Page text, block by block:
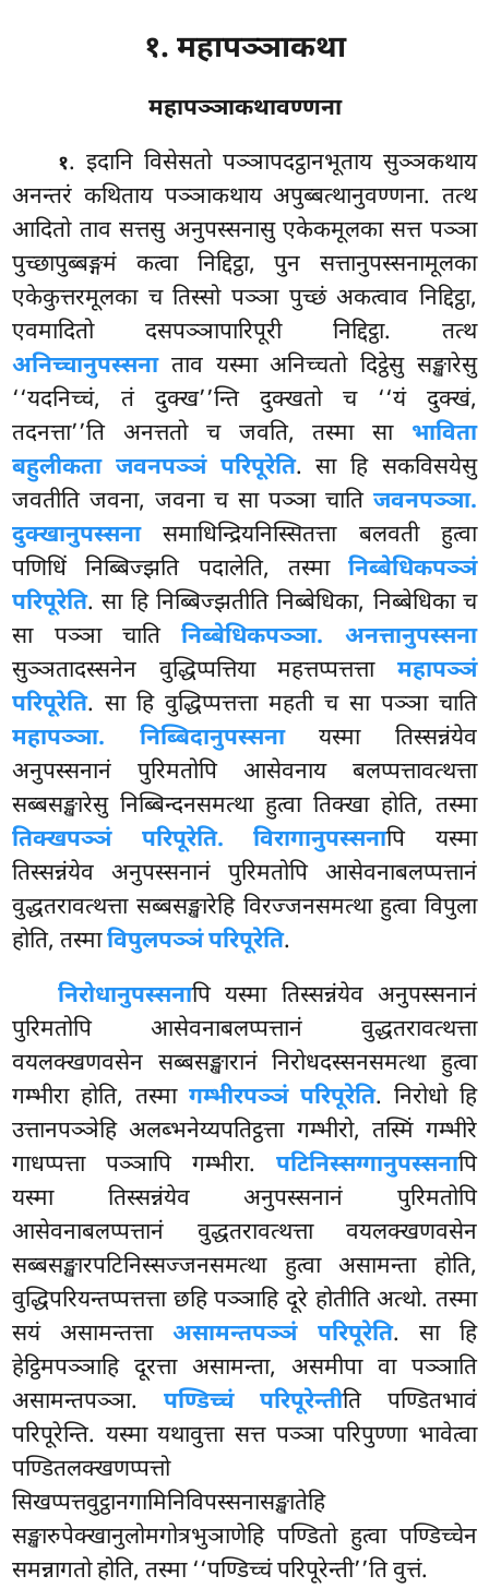
१. महापञ्ञाकथा
महापञ्ञाकथावण्णना
१. इदानि विसेसतो पञ्ञापदट्ठानभूताय सुञ्ञकथाय
अनन्तरं कथिताय पञ्ञाकथाय अपुब्बत्थानुवण्णना. तत्थ
आदितो ताव सत्तसु अनुपस्सनासु एकेकमूलका सत्त पञ्ञा
पुच्छापुब्बङ्गमं कत्वा निद्दिट्ठा, पुन सत्तानुपस्सनामूलका
एकेकुत्तरमूलका च तिस्सो पञ्ञा पुच्छं अकत्वाव निद्दिट्ठा,
एवमादितो दसपञ्ञापारिपूरी निद्दिट्ठा. तत्थ
अनिच्चानुपस्सनाताव यस्मा अनिच्चतो दिट्ठेसु सङ्खारेसु
‘‘यदनिच्चं, तं दुक्ख’’न्ति दुक्खतो च ‘‘यं दुक्खं,
तदनत्ता’’ति अनत्ततो च जवति, तस्मा सा भाविता
बहुलीकता जवनपञ्ञं परिपूरेति. सा हि सकविसयेसु
जवतीति जवना, जवना च सा पञ्ञा चाति जवनपञ्ञा.
दुक्खानुपस्सनासमाधिन्द्रियनिस्सितत्ता बलवती हुत्वा
पणिधिं निब्बिज्झति पदालेति, तस्मा निब्बेधिकपञ्ञं
परिपूरेति. सा हि निब्बिज्झतीति निब्बेधिका, निब्बेधिका च
सा पञ्ञा चातिनिब्बेधिकपञ्ञा. अनत्तानुपस्सना
सुञ्ञतादस्सनेन वुद्धिप्पत्तिया महत्तप्पत्तत्ता महापञ्ञं
परिपूरेति. सा हि वुद्धिप्पत्तत्ता महती च सा पञ्ञा चाति
महापञ्ञा. निब्बिदानुपस्सनायस्मा तिस्सन्नंयेव
अनुपस्सनानं पुरिमतोपि आसेवनाय बलप्पत्तावत्थत्ता
सब्बसङ्खारेसु निब्बिन्दनसमत्था हुत्वा तिक्खा होति, तस्मा
तिक्खपञ्ञं परिपूरेति. विरागानुपस्सनापि यस्मा
तिस्सन्नंयेव अनुपस्सनानं पुरिमतोपि आसेवनाबलप्पत्तानं
वुद्धतरावत्थत्ता सब्बसङ्खारेहि विरज्जनसमत्था हुत्वा विपुला
होति, तस्माविपुलपञ्ञं परिपूरेति.
निरोधानुपस्सनापि यस्मा तिस्सन्नंयेव अनुपस्सनानं
पुरिमतोपि आसेवनाबलप्पत्तानं वुद्धतरावत्थत्ता
वयलक्खणवसेन सब्बसङ्खारानं निरोधदस्सनसमत्था हुत्वा
गम्भीरा होति, तस्मा गम्भीरपञ्ञं परिपूरेति. निरोधो हि
उत्तानपञ्ञेहि अलब्भनेय्यपतिट्ठत्ता गम्भीरो, तस्मिं गम्भीरे
गाधप्पत्ता पञ्ञापि गम्भीरा. पटिनिस्सग्गानुपस्सनापि
यस्मा तिस्सन्नंयेव अनुपस्सनानं पुरिमतोपि
आसेवनाबलप्पत्तानं वुद्धतरावत्थत्ता वयलक्खणवसेन
सब्बसङ्खारपटिनिस्सज्जनसमत्था हुत्वा असामन्ता होति,
वुद्धिपरियन्तप्पत्तत्ता छहि पञ्ञाहि दूरे होतीति अत्थो. तस्मा
सयं असामन्तत्ताअसामन्तपञ्ञं परिपूरेति. सा हि
हेट्ठिमपञ्ञाहि दूरत्ता असामन्ता, असमीपा वा पञ्ञाति
असामन्तपञ्ञा.पण्डिच्चं परिपूरेन्तीति पण्डितभावं
परिपूरेन्ति. यस्मा यथावुत्ता सत्त पञ्ञा परिपुण्णा भावेत्वा
पण्डितलक्खणप्पत्तो
सिखप्पत्तवुट्ठानगामिनिविपस्सनासङ्खातेहि
सङ्खारुपेक्खानुलोमगोत्रभुञाणेहि पण्डितो हुत्वा पण्डिच्चेन
समन्नागतो होति, तस्मा ‘‘पण्डिच्चं परिपूरेन्ती’’ति वुत्तं.